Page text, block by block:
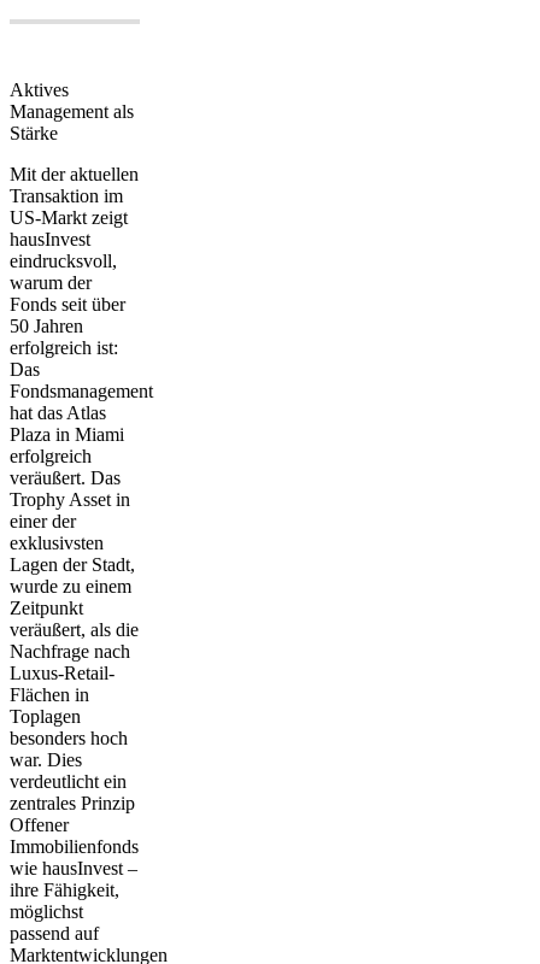
Aktives
Management als
Stärke
Mit der aktuellen
Transaktion im
US-Markt zeigt
hausInvest
eindrucksvoll,
warum der
Fonds seit über
50 Jahren
erfolgreich ist:
Das
Fondsmanagement
hat das Atlas
Plaza in Miami
erfolgreich
veräußert. Das
Trophy Asset in
einer der
exklusivsten
Lagen der Stadt,
wurde zu einem
Zeitpunkt
veräußert, als die
Nachfrage nach
Luxus-Retail-
Flächen in
Toplagen
besonders hoch
war. Dies
verdeutlicht ein
zentrales Prinzip
Offener
Immobilienfonds
wie hausInvest –
ihre Fähigkeit,
möglichst
passend auf
Marktentwicklungen